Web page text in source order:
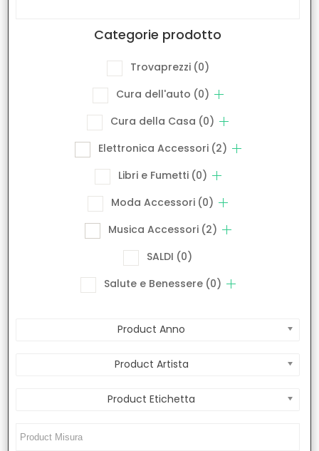
Categorie prodotto
Trovaprezzi (0)
Cura dell'auto (0)
Cura della Casa (0)
Elettronica Accessori (2)
Libri e Fumetti (0)
Moda Accessori (0)
Musica Accessori (2)
SALDI (0)
Salute e Benessere (0)
Product Anno
Product Artista
Product Etichetta